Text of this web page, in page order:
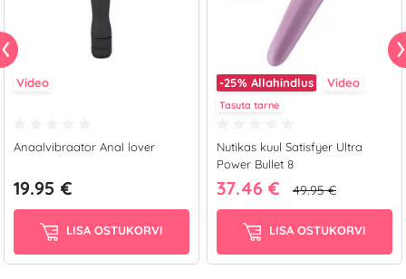
Video
Anaalvibraator Anal lover
19.95 €
LISA OSTUKORVI
-25% Allahindlus Video
Tasuta tarne
Nutikas kuul Satisfyer Ultra
Power Bullet 8
37.46 € 49.95 €
LISA OSTUKORVI